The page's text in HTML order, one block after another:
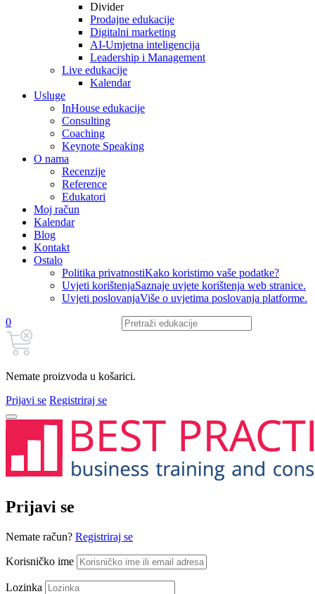
Divider
Prodajne edukacije
Digitalni marketing
AI-Umjetna inteligencija
Leadership i Management
Live edukacije
Kalendar
Usluge
InHouse edukacije
Consulting
Coaching
Keynote Speaking
O nama
Recenzije
Reference
Edukatori
Moj račun
Kalendar
Blog
Kontakt
Ostalo
Politika privatnostiKako koristimo vaše podatke?
Uvjeti korištenjaSaznaje uvjete korištenja web stranice.
Uvjeti poslovanjaViše o uvjetima poslovanja platforme.
0
Nemate proizvoda u košarici.
Prijavi se Registriraj se
Prijavi se
Nemate račun? Registriraj se
Korisničko ime
Lozinka